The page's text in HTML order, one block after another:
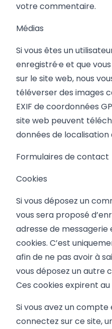
votre commentaire.
Médias
Si vous êtes un
enregistré·e et que
sur le site web, nous
téléverser des images
EXIF de coordonnées
site web peuvent
données de localisation
Formulaires de contact
Cookies
Si vous déposez un
vous sera proposé
adresse de messagerie
cookies. C’est
afin de ne pas avoir à
vous déposez un autre
Ces cookies expirent au
Si vous avez un compte
connectez sur ce site,